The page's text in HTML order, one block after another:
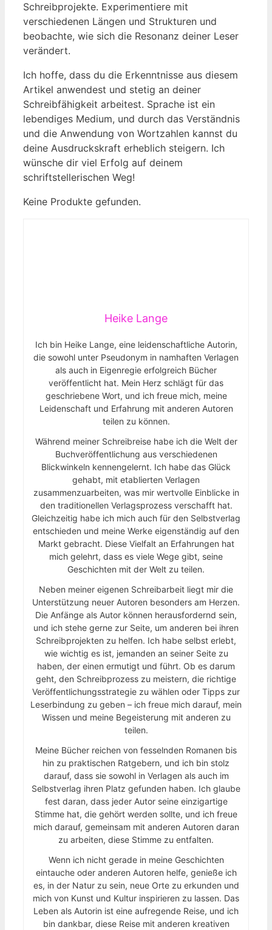
Schreibprojekte. Experimentiere mit
verschiedenen Längen und Strukturen und
beobachte, wie sich die Resonanz deiner Leser
verändert.
Ich hoffe, dass du die Erkenntnisse aus diesem
Artikel anwendest und stetig an deiner
Schreibfähigkeit arbeitest. Sprache ist ein
lebendiges Medium, und durch das Verständnis
und die Anwendung von Wortzahlen kannst du
deine Ausdruckskraft erheblich steigern. Ich
wünsche dir viel Erfolg auf deinem
schriftstellerischen Weg!
Keine Produkte gefunden.
Heike Lange
Ich bin Heike Lange, eine leidenschaftliche Autorin,
die sowohl unter Pseudonym in namhaften Verlagen
als auch in Eigenregie erfolgreich Bücher
veröffentlicht hat. Mein Herz schlägt für das
geschriebene Wort, und ich freue mich, meine
Leidenschaft und Erfahrung mit anderen Autoren
teilen zu können.
Während meiner Schreibreise habe ich die Welt der
Buchveröffentlichung aus verschiedenen
Blickwinkeln kennengelernt. Ich habe das Glück
gehabt, mit etablierten Verlagen
zusammenzuarbeiten, was mir wertvolle Einblicke in
den traditionellen Verlagsprozess verschafft hat.
Gleichzeitig habe ich mich auch für den Selbstverlag
entschieden und meine Werke eigenständig auf den
Markt gebracht. Diese Vielfalt an Erfahrungen hat
mich gelehrt, dass es viele Wege gibt, seine
Geschichten mit der Welt zu teilen.
Neben meiner eigenen Schreibarbeit liegt mir die
Unterstützung neuer Autoren besonders am Herzen.
Die Anfänge als Autor können herausfordernd sein,
und ich stehe gerne zur Seite, um anderen bei ihren
Schreibprojekten zu helfen. Ich habe selbst erlebt,
wie wichtig es ist, jemanden an seiner Seite zu
haben, der einen ermutigt und führt. Ob es darum
geht, den Schreibprozess zu meistern, die richtige
Veröffentlichungsstrategie zu wählen oder Tipps zur
Leserbindung zu geben – ich freue mich darauf, mein
Wissen und meine Begeisterung mit anderen zu
teilen.
Meine Bücher reichen von fesselnden Romanen bis
hin zu praktischen Ratgebern, und ich bin stolz
darauf, dass sie sowohl in Verlagen als auch im
Selbstverlag ihren Platz gefunden haben. Ich glaube
fest daran, dass jeder Autor seine einzigartige
Stimme hat, die gehört werden sollte, und ich freue
mich darauf, gemeinsam mit anderen Autoren daran
zu arbeiten, diese Stimme zu entfalten.
Wenn ich nicht gerade in meine Geschichten
eintauche oder anderen Autoren helfe, genieße ich
es, in der Natur zu sein, neue Orte zu erkunden und
mich von Kunst und Kultur inspirieren zu lassen. Das
Leben als Autorin ist eine aufregende Reise, und ich
bin dankbar, diese Reise mit anderen kreativen